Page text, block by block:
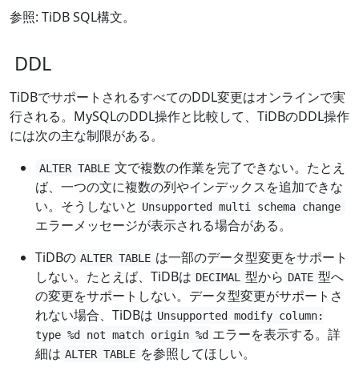
参照: TiDB SQL構文。
DDL
TiDBでサポートされるすべてのDDL変更はオンラインで実
行される。MySQLのDDL操作と比較して、TiDBのDDL操作
には次の主な制限がある。
ALTER TABLE 文で複数の作業を完了できない。たとえ
ば、一つの文に複数の列やインデックスを追加できな
い。そうしないと Unsupported multi schema change
エラーメッセージが表示される場合がある。
TiDBの ALTER TABLE は一部のデータ型変更をサポート
しない。たとえば、TiDBは DECIMAL 型から DATE 型へ
の変更をサポートしない。データ型変更がサポートさ
れない場合、TiDBは Unsupported modify column:
type %d not match origin %d エラーを表示する。詳
細は ALTER TABLE を参照してほしい。